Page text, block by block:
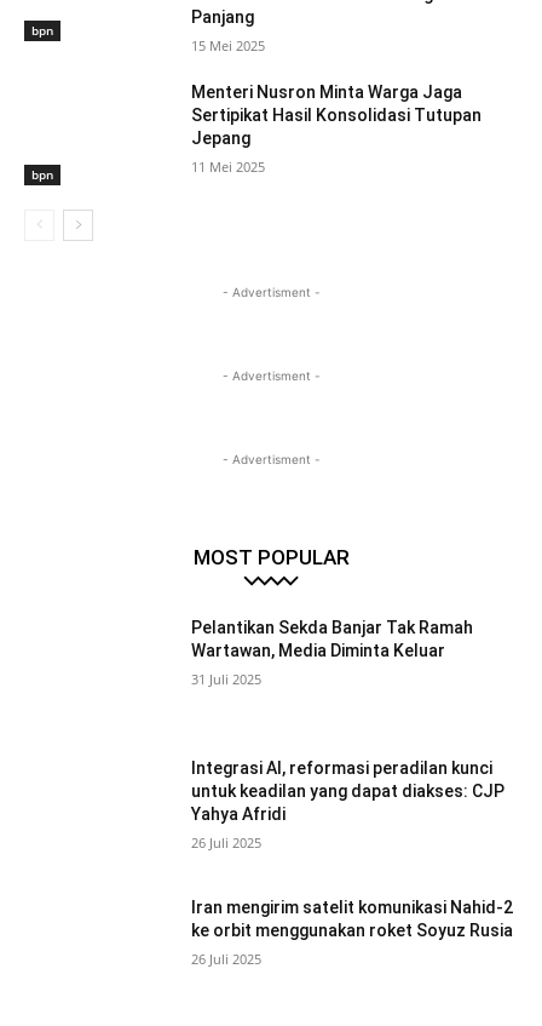
bpn
Panjang
15 Mei 2025
bpn
Menteri Nusron Minta Warga Jaga
Sertipikat Hasil Konsolidasi Tutupan
Jepang
11 Mei 2025
- Advertisment -
- Advertisment -
- Advertisment -
MOST POPULAR
Pelantikan Sekda Banjar Tak Ramah
Wartawan, Media Diminta Keluar
31 Juli 2025
Integrasi AI, reformasi peradilan kunci
untuk keadilan yang dapat diakses: CJP
Yahya Afridi
26 Juli 2025
Iran mengirim satelit komunikasi Nahid-2
ke orbit menggunakan roket Soyuz Rusia
26 Juli 2025